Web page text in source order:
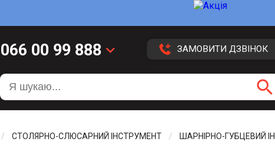
066 00 99 888
099 20 51 113
099 20 59 416
keyboard_arrow_down ЗАМОВИТИ ДЗВІНОК
search
СТОЛЯРНО-СЛЮСАРНИЙ ІНСТРУМЕНТ ШАРНІРНО-ГУБЦЕВИЙ